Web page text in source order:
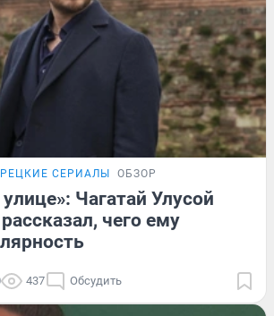
СЕРИАЛЫ ОБЗОР
Чагатай Улусой
чего ему
437 Обсудить